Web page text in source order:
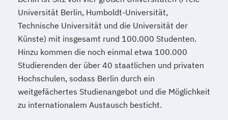
Universität Berlin, Humboldt-Universität,
Technische Universität und die Universität der
Künste) mit insgesamt rund 100.000 Studenten.
Hinzu kommen die noch einmal etwa 100.000
Studierenden der über 40 staatlichen und privaten
Hochschulen, sodass Berlin durch ein
weitgefächertes Studienangebot und die Möglichkeit
zu internationalem Austausch besticht.